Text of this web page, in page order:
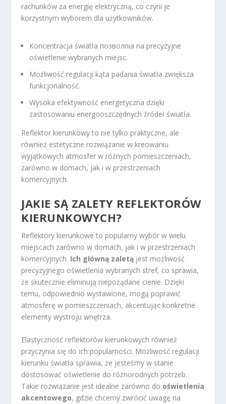
rachunków za energię elektryczną, co czyni je
korzystnym wyborem dla użytkowników.
Koncentracja światła позволnia na precyzyjne
oświetlenie wybranych miejsc.
Możliwość regulacji kąta padania światła zwiększa
funkcjonalność.
Wysoka efektywność energetyczna dzięki
zastosowaniu energooszczędnych źródeł światła.
Reflektor kierunkowy to nie tylko praktyczne, ale
również estetyczne rozwiązanie w kreowaniu
wyjątkowych atmosfer w różnych pomieszczeniach,
zarówno w domach, jak i w przestrzeniach
komercyjnych.
JAKIE SĄ ZALETY REFLEKTORÓW
KIERUNKOWYCH?
Reflektory kierunkowe to popularny wybór w wielu
miejscach zarówno w domach, jak i w przestrzeniach
komercyjnych. Ich główną zaletą jest możliwość
precyzyjnego oświetlenia wybranych stref, co sprawia,
że skutecznie eliminują niepożądane cienie. Dzięki
temu, odpowiednio wystawione, mogą poprawić
atmosferę w pomieszczeniach, akcentując konkretne
elementy wystroju wnętrza.
Elastyczność reflektorów kierunkowych również
przyczynia się do ich popularności. Możliwość regulacji
kierunku światła sprawia, że jesteśmy w stanie
dostosować oświetlenie do różnorodnych potrzeb.
Takie rozwiązanie jest idealne zarówno do oświetlenia
akcentowego, gdzie chcemy zwrócić uwagę na